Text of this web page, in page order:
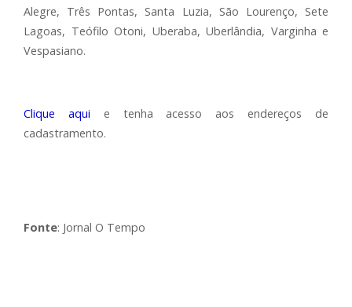
Alegre, Três Pontas, Santa Luzia, São Lourenço, Sete
Lagoas, Teófilo Otoni, Uberaba, Uberlândia, Varginha e
Vespasiano.
Clique aqui e tenha acesso aos endereços de
cadastramento.
Fonte: Jornal O Tempo